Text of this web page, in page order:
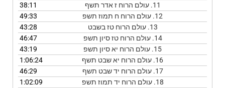
11. עולם הרוח ז אדר תשף
38:11
12. עולם הרוח ח תמוז תשפ
49:33
13. עולם הרוח טז בשבט
43:28
14. עולם הרוח טז סיון תשפ
46:47
15. עולם הרוח יא סיון תשפ
43:19
16. עולם הרוח יא שבט תשף
1:06:24
17. עולם הרוח יד שבט תשף
46:29
18. עולם הרוח יד תמוז תשפ
1:02:09